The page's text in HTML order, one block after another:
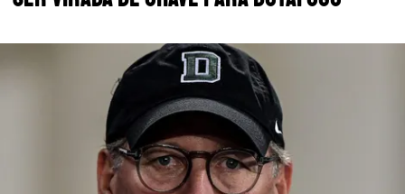
🔥 MELHORES SITES DE APOSTAS
🎁 BÔNUS PARA APOSTAR
SUPERBET: DICAS E OFERTAS
CASAS DE APOSTAS
MANCHESTER CITY